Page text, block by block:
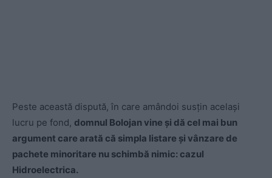
Peste această dispută, în care amândoi susțin același
lucru pe fond, domnul Bolojan vine și dă cel mai bun
argument care arată că simpla listare și vânzare de
pachete minoritare nu schimbă nimic: cazul
Hidroelectrica.